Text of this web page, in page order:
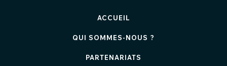
ACCUEIL
QUI SOMMES-NOUS ?
PARTENARIATS